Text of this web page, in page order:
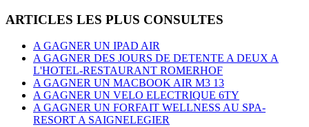
ARTICLES LES PLUS CONSULTES
A GAGNER UN IPAD AIR
A GAGNER DES JOURS DE DETENTE A DEUX A
L'HOTEL-RESTAURANT ROMERHOF
A GAGNER UN MACBOOK AIR M3 13
A GAGNER UN VELO ELECTRIQUE 6TY
A GAGNER UN FORFAIT WELLNESS AU SPA-
RESORT A SAIGNELEGIER